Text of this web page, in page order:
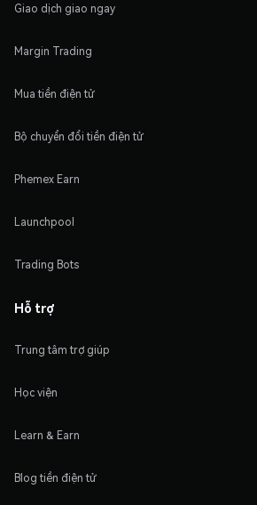
Giao dịch giao ngay
Margin Trading
Mua tiền điện tử
Bộ chuyển đổi tiền điện tử
Phemex Earn
Launchpool
Trading Bots
Hỗ trợ
Trung tâm trợ giúp
Học viện
Learn & Earn
Blog tiền điện tử